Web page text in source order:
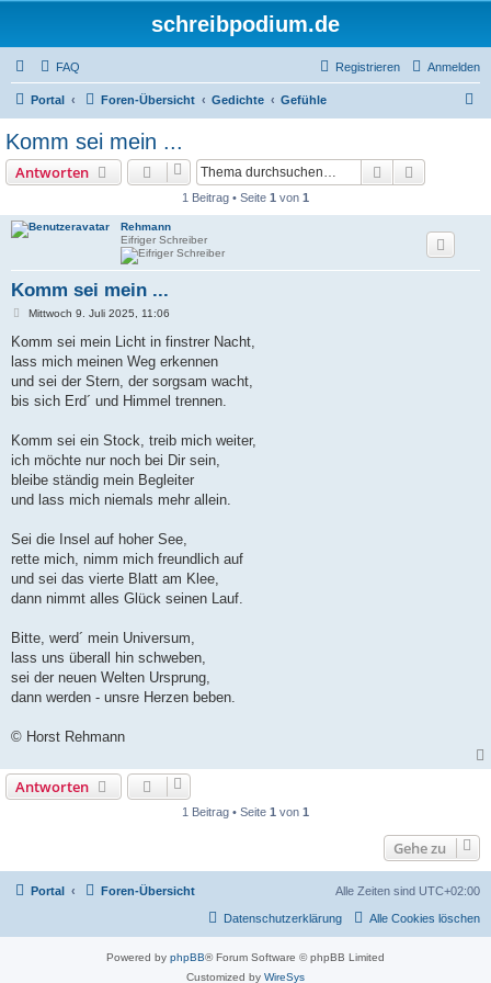
schreibpodium.de
FAQ Anmelden
Registrieren
Portal Foren-Übersicht Gedichte Gefühle
Komm sei mein ...
Antworten Suche
1 Beitrag • Seite 1 von 1
Rehmann
Eifriger Schreiber
Komm sei mein ...
B
i
r
a
Mittwoch 9. Juli 2025, 11:06
Komm sei mein Licht in finstrer Nacht,
lass mich meinen Weg erkennen
und sei der Stern, der sorgsam wacht,
bis sich Erd´ und Himmel trennen.
Komm sei ein Stock, treib mich weiter,
ich möchte nur noch bei Dir sein,
bleibe ständig mein Begleiter
und lass mich niemals mehr allein.
Sei die Insel auf hoher See,
rette mich, nimm mich freundlich auf
und sei das vierte Blatt am Klee,
dann nimmt alles Glück seinen Lauf.
Bitte, werd´ mein Universum,
lass uns überall hin schweben,
sei der neuen Welten Ursprung,
dann werden - unsre Herzen beben.
© Horst Rehmann
Antworten
1 Beitrag • Seite 1 von 1
Gehe zu
Portal Foren-Übersicht Alle Zeiten sind UTC+02:00
Alle Cookies löschen
Datenschutzerklärung
Powered by phpBB® Forum Software © phpBB Limited
Customized by WireSys